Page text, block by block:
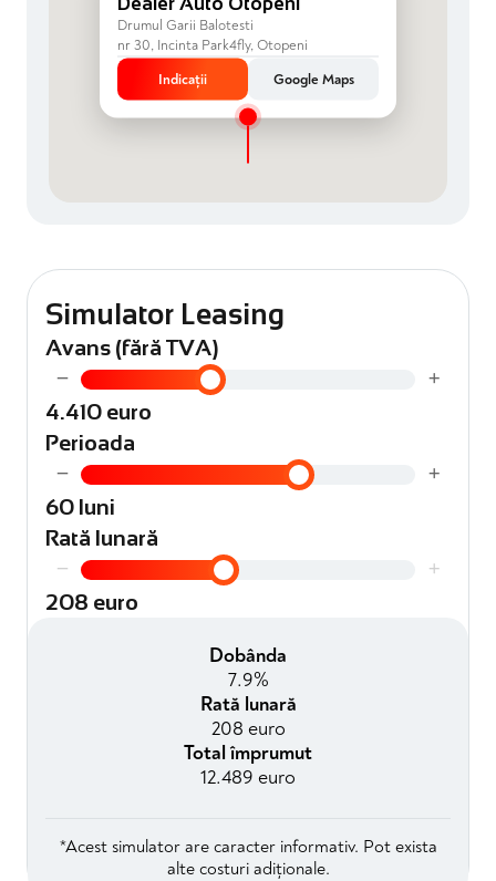
Drumul Garii Balotesti
nr 30, Incinta Park4fly, Otopeni
Indicații
Google Maps
Simulator Leasing
Avans (fără TVA)
− +
4.410 euro
Perioada
− +
60 luni
Rată lunară
− +
208 euro
Dobânda
7.9%
Rată lunară
208 euro
Total împrumut
12.489 euro
*Acest simulator are caracter informativ. Pot exista
alte costuri adiționale.